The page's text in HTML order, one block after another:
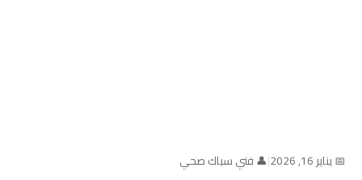
📅 يناير 16, 2026 |👤 فني سباك صحي